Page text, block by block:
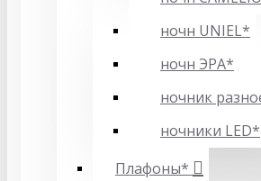
ночн UNIEL*
ночн ЭРА*
ночник
ночники LED*
Плафоны*